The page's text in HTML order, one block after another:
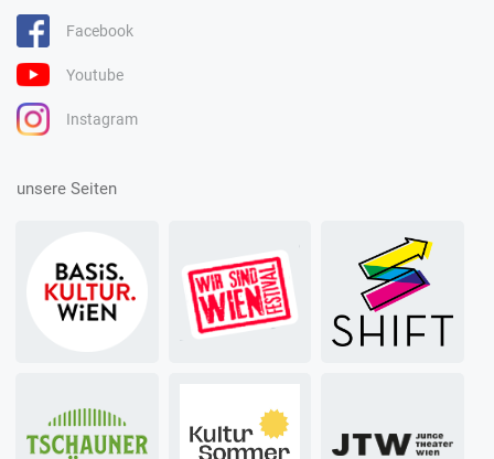
Facebook
Youtube
Instagram
unsere Seiten